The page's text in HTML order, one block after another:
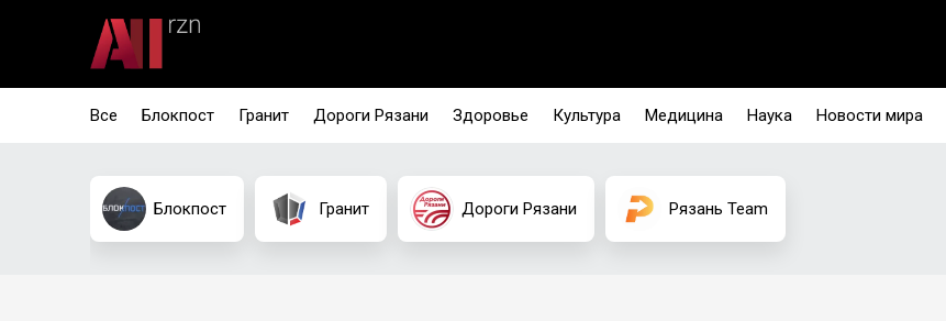
Все Блокпост Гранит Дороги Рязани Здоровье Культура Медицина Наука Новости мира
Блокпост Гранит Дороги Рязани Рязань Team